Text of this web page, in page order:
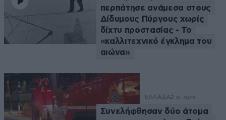
περπάτησε ανάμεσα στους
Δίδυμους Πύργους χωρίς
δίχτυ προστασίας - Το
«καλλιτεχνικό έγκλημα του
αιώνα»
ΕΛΛΑΔΑ2 ω. πριν
Συνελήφθησαν δύο άτομα